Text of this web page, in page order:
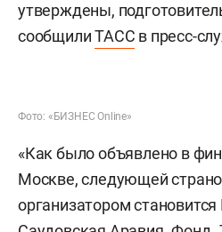
утверждены,
сообщилиТАСС в пресс-
Фото: «БИЗНЕС Online»
«Как было объявлено в
Москве, следующей
организатором